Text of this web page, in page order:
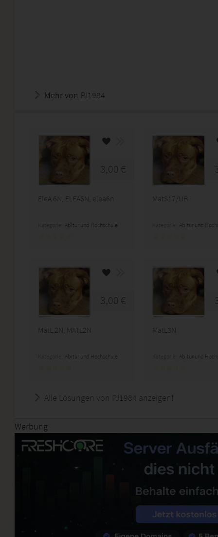
Mehr von PJ1984
3,00 €
EleA 6N, ELEA6N, elea6n
Abitur und Hochschule
MatS17/UB
Abitur und
3,00 €
MatL 2N, MATL2N
Abitur und Hochschule
MatL3N
Abitur und
Alle Lösungen von PJ1984 anzeigen!
Werbung